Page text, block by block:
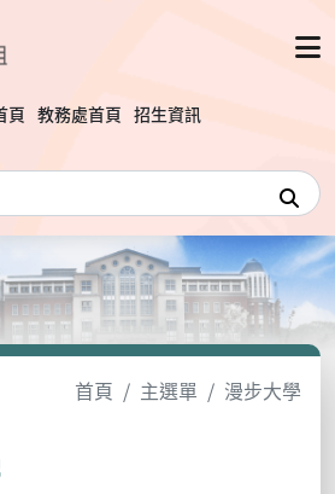
頁 教務處首頁 招生資訊
搜尋
首頁 主選單 漫步大學